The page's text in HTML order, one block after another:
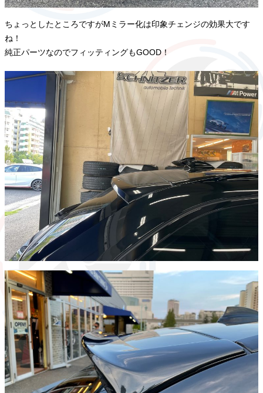
ちょっとしたところですがMミラー化は印象チェンジの効果大です
ね！
純正パーツなのでフィッティングもGOOD！